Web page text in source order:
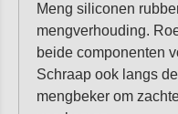
Meng siliconen
mengverhouding.
beide componenten
Schraap ook langs
mengbeker om